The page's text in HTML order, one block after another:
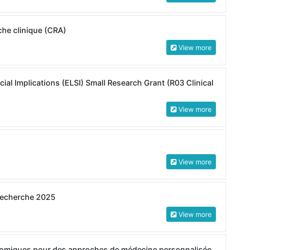
clinique (CRA)
View more
Implications (ELSI) Small Research Grant (R03 Clinical
View more
View more
2025
View more